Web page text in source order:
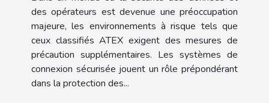
des opérateurs est devenue une préoccupation
majeure, les environnements à risque tels que
ceux classifiés ATEX exigent des mesures de
précaution supplémentaires. Les systèmes de
connexion sécurisée jouent un rôle prépondérant
dans la protection des...